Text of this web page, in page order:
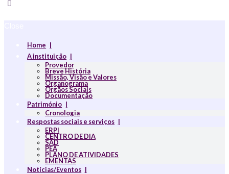
Home
A instituição
Provedor
Breve História
Missão, Visão e Valores
Organograma
Orgãos Sociais
Documentação
Património
Cronologia
Respostas sociais e serviços
ERPI
CENTRO DE DIA
SAD
PEA
PLANO DE ATIVIDADES
EMENTAS
Notícias/Eventos